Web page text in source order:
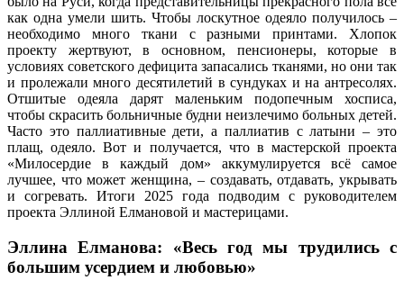
как одна умели шить. Чтобы лоскутное одеяло получилось –
необходимо много ткани с разными принтами. Хлопок
проекту жертвуют, в основном, пенсионеры, которые в
условиях советского дефицита запасались тканями, но они так
и пролежали много десятилетий в сундуках и на антресолях.
Отшитые одеяла дарят маленьким подопечным хосписа,
чтобы скрасить больничные будни неизлечимо больных детей.
Часто это паллиативные дети, а паллиатив с латыни – это
плащ, одеяло. Вот и получается, что в мастерской проекта
«Милосердие в каждый дом» аккумулируется всё самое
лучшее, что может женщина, – создавать, отдавать, укрывать
и согревать. Итоги 2025 года подводим с руководителем
проекта Эллиной Елмановой и мастерицами.
Эллина Елманова: «Весь год мы трудились с
большим усердием и любовью»